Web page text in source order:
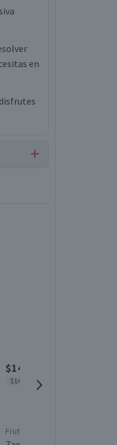
en
$1450
$1450 x kg
Frutas y Verduras Propias